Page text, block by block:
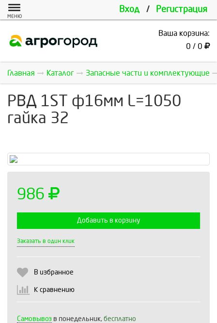
Вход / Регистрация
МЕНЮ
Ваша корзина:
0 / 0
Главная Каталог Запасные части и комплектующие
РВД 1ST ф16мм L=1050
гайка 32
986
Добавить в корзину
Заказать в один клик
В избранное
К сравнению
Самовывоз в понедельник, бесплатно